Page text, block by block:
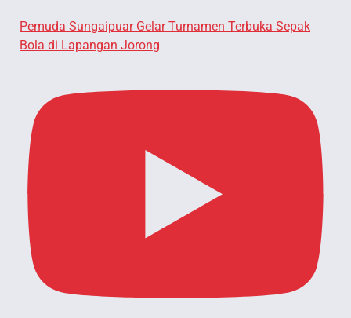
Pemuda Sungaipuar Gelar Turnamen Terbuka Sepak
Bola di Lapangan Jorong